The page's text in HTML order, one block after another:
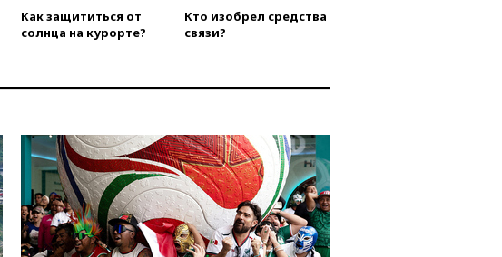
вчера, 20:20
Суд США
постановил остановить
строительство бального зала в
вчера, 20:15Сенат США
Ирана
вчера, 20:00СК возбудил дело
против журналистки Катерины
Гордеевой о фейках о ВС
России
вчера, 19:45ISU предоставил
Как защититься от
солнца на курорте?
Кто изобрел средства
связи?